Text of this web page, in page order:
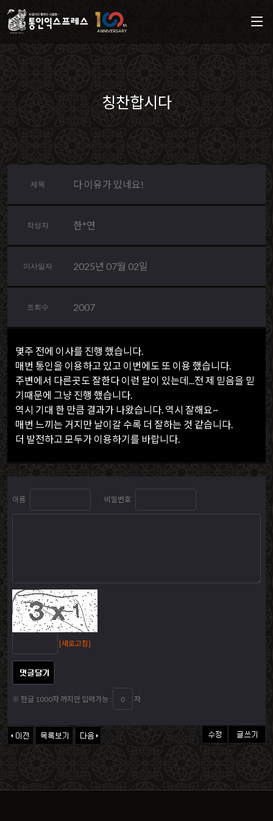
칭찬합시다
제목 다 이유가 있네요!
작성자 한*연
이사일자 2025년 07월 02일
조회수 2007
몇주 전에 이사를 진행 했습니다.
매번 통인을 이용하고 있고 이번에도 또 이용 했습니다.
주변에서 다른곳도 잘한다 이런 말이 있는데...전 제 믿음을 믿
기때문에 그냥 진행 했습니다.
역시 기대 한 만큼 결과가 나왔습니다. 역시 잘해요~
매번 느끼는 거지만 날이갈 수록 더 잘하는 것 같습니다.
더 발전하고 모두가 이용하기를 바랍니다.
이름 비밀번호
[새로고침]
※ 한글 1000자 까지만 입력가능 : 자